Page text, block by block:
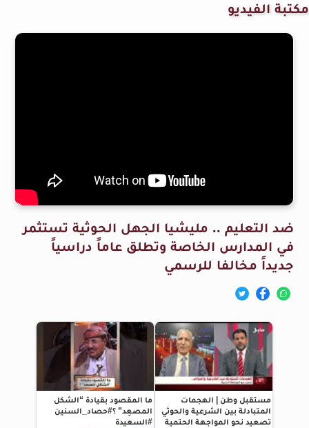
مكتبة الفيديو
ضد التعليم .. مليشيا الجهل الحوثية تستثمر
في المدارس الخاصة وتطلق عاماً دراسياً
جديداً مخالفا للرسمي
مستقبل وطن | الهجمات
المتبادلة بين الشرعية والحوثي
تصعيد نحو المواجهة الحتمية
ما المقصود بقيادة “الشكل
المصعِد” ؟#حصاد_السنين
#السعيدة